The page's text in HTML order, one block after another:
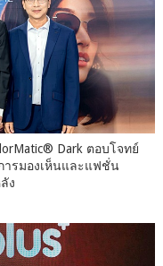
Dark ตอบโจทย์
รมองเห็นและแฟชั่น
ง